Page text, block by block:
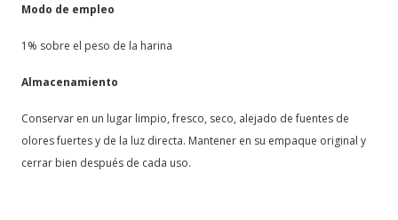
Modo de empleo
1% sobre el peso de la harina
Almacenamiento
Conservar en un lugar limpio, fresco, seco, alejado de fuentes de
olores fuertes y de la luz directa. Mantener en su empaque original y
cerrar bien después de cada uso.